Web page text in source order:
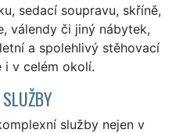
sedací soupravu, skříně,
válendy či jiný nábytek,
a spolehlivý stěhovací
i v celém okolí.
služby nejen v